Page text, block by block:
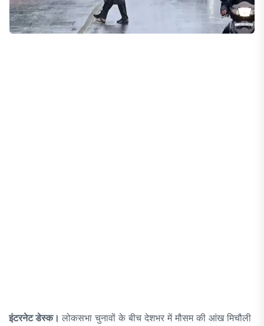
इंटरनेट डेस्क। लोकसभा चुनावों के बीच देशभर में मौसम की आंख मिचौली